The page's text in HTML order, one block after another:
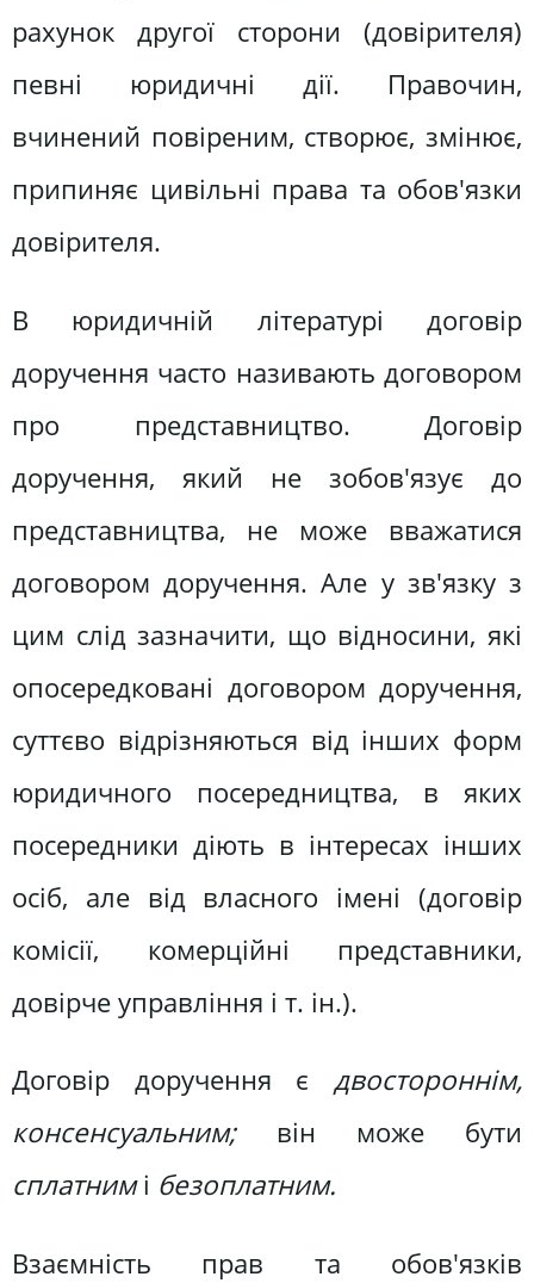
рахунок другої сторони (довірителя)
певні юридичні дії. Правочин,
вчинений повіреним, створює, змінює,
припиняє цивільні права та обов'язки
довірителя.
В юридичній літературі договір
доручення часто називають договором
про представництво. Договір
доручення, який не зобов'язує до
представництва, не може вважатися
договором доручення. Але у зв'язку з
цим слід зазначити, що відносини, які
опосередковані договором доручення,
суттєво відрізняються від інших форм
юридичного посередництва, в яких
посередники діють в інтересах інших
осіб, але від власного імені (договір
комісії, комерційні представники,
довірче управління і т. ін.).
Договір доручення є двостороннім,
консенсуальним; він може бути
сплатнимі безоплатним.
Взаємність прав та обов'язків